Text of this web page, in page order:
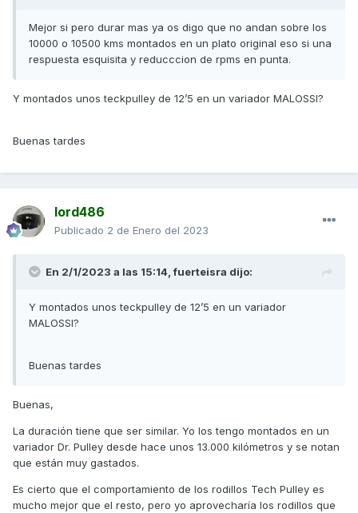
Mejor si pero durar mas ya os digo que no andan sobre los
10000 o 10500 kms montados en un plato original eso si una
respuesta esquisita y reducccion de rpms en punta.
Y montados unos teckpulley de 12’5 en un variador MALOSSI?
Buenas tardes
lord486
Publicado 2 de Enero del 2023
En 2/1/2023 a las 15:14,fuerteisra dijo:
Y montados unos teckpulley de 12’5 en un variador
MALOSSI?
Buenas tardes
Buenas,
La duración tiene que ser similar. Yo los tengo montados en un
variador Dr. Pulley desde hace unos 13.000 kilómetros y se notan
que están muy gastados.
Es cierto que el comportamiento de los rodillos Tech Pulley es
mucho mejor que el resto, pero yo aprovecharía los rodillos que